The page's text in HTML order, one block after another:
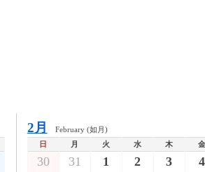
2月
February (如月)
日
月 火 水 木 金
30 31 1 2 3 4